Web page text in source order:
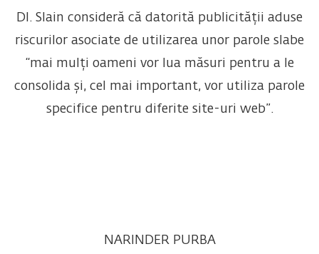
Dl. Slain consideră că datorită publicității aduse
riscurilor asociate de utilizarea unor parole slabe
“mai mulți oameni vor lua măsuri pentru a le
consolida și, cel mai important, vor utiliza parole
specifice pentru diferite site-uri web”.
NARINDER PURBA